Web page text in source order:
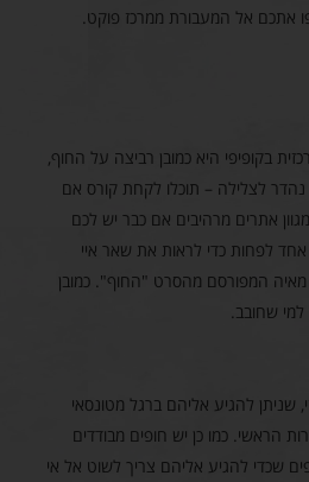
אתכם אל המעבורת ממרכז פוקט.
בקופיפי היא כמובן רביצה על החוף,
נהדר לצלילה – תוכלו לקחת קורס אם
אתרים מרהיבים אם כבר יש לכם
לפחות כדי לראות את שאר איי
מאיה המפורסם מהסרט "החוף". כמובן
שחובב.
שניתן להגיע אליהם ברגל מטונסאי
הראשי. כמו כן יש חופים מבודדים
שכדי להגיע אליהם צריך לשוט אל אי